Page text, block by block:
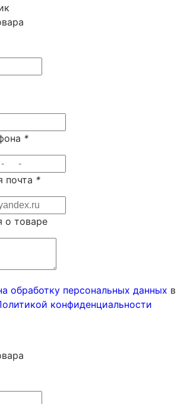
*
почта *
о товаре
обработку персональных данных в
конфиденциальности